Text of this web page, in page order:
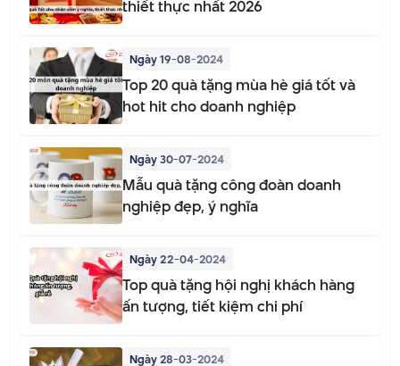
thiết thực nhất 2026
Ngày 19-08-2024
Top 20 quà tặng mùa hè giá tốt và
hot hit cho doanh nghiệp
Ngày 30-07-2024
Mẫu quà tặng công đoàn doanh
nghiệp đẹp, ý nghĩa
Ngày 22-04-2024
Top quà tặng hội nghị khách hàng
ấn tượng, tiết kiệm chi phí
Ngày 28-03-2024